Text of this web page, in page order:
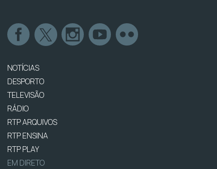
NOTÍCIAS
DESPORTO
TELEVISÃO
RÁDIO
RTP ARQUIVOS
RTP ENSINA
RTP PLAY
EM DIRETO